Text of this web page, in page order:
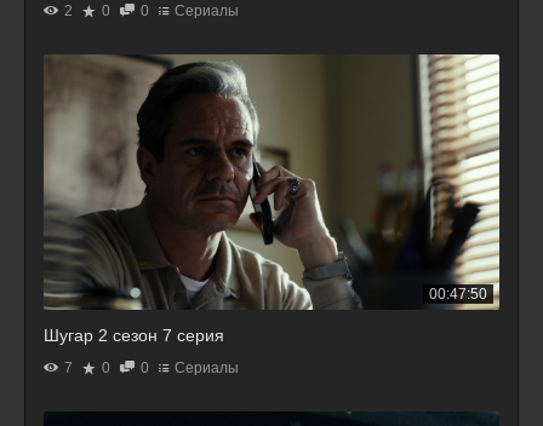
2 0 0 Сериалы
00:47:50
Шугар 2 сезон 7 серия
7 0 0 Сериалы